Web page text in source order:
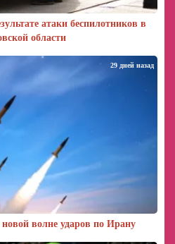
атаки беспилотников в
области
волне ударов по Ирану
29 дней назад